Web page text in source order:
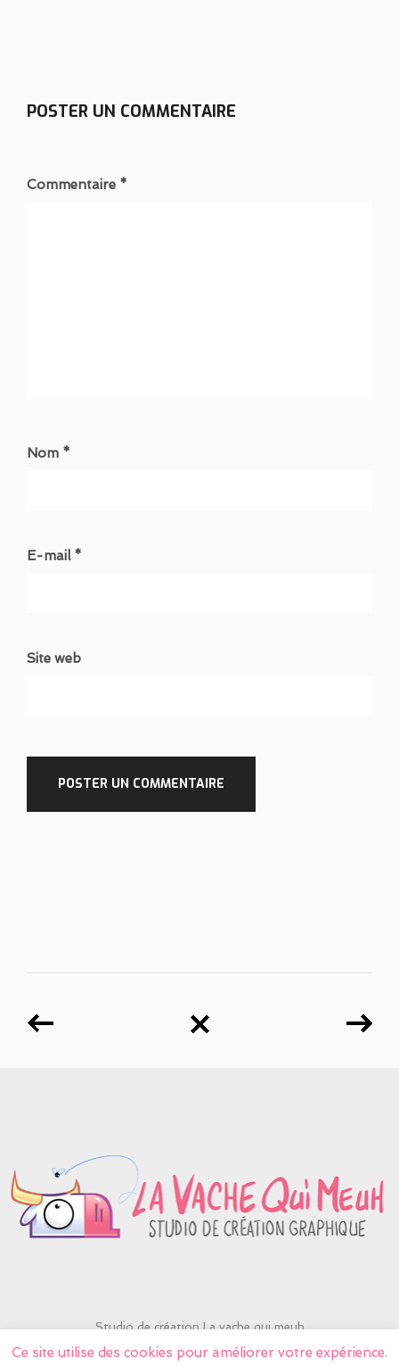
POSTER UN COMMENTAIRE
Commentaire *
Nom *
E-mail *
Site web
Studio de création La vache qui meuh
contactlavache@yahoo.fr
Ce site utilise des cookies pour améliorer votre expérience.